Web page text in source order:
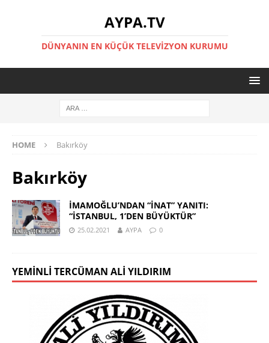
AYPA.TV
DÜNYANIN EN KÜÇÜK TELEVIZYON KURUMU
HOME Bakırköy
Bakırköy
İMAMOĞLU’NDAN “İNAT” YANITI:
“İSTANBUL, 1’DEN BÜYÜKTÜR”
25.02.2021 AYPA 0
YEMINLI TERCÜMAN ALI YILDIRIM